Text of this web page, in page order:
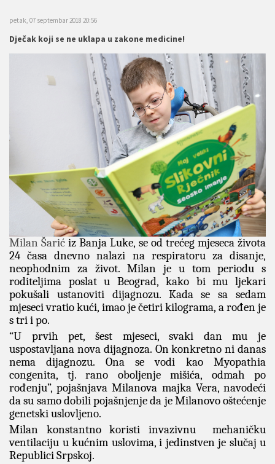
petak, 07 septembar 2018 20:56
Dječak koji se ne uklapa u zakone medicine!
Milan Šarić iz Banja Luke, se od trećeg mjeseca života
24 časa dnevno nalazi na respiratoru za disanje,
neophodnim za život. Milan je u tom periodu s
roditeljima poslat u Beograd, kako bi mu ljekari
pokušali ustanoviti dijagnozu. Kada se sa sedam
mjeseci vratio kući, imao je četiri kilograma, a rođen je
s tri i po.
“U prvih pet, šest mjeseci, svaki dan mu je
uspostavljana nova dijagnoza. On konkretno ni danas
nema dijagnozu. Ona se vodi kao Myopathia
congenita, tj. rano oboljenje mišića, odmah po
rođenju”, pojašnjava Milanova majka Vera, navodeći
da su samo dobili pojašnjenje da je Milanovo oštećenje
genetski uslovljeno.
Milan konstantno koristi invazivnu mehaničku
ventilaciju u kućnim uslovima, i jedinstven je slučaj u
Republici Srpskoj.